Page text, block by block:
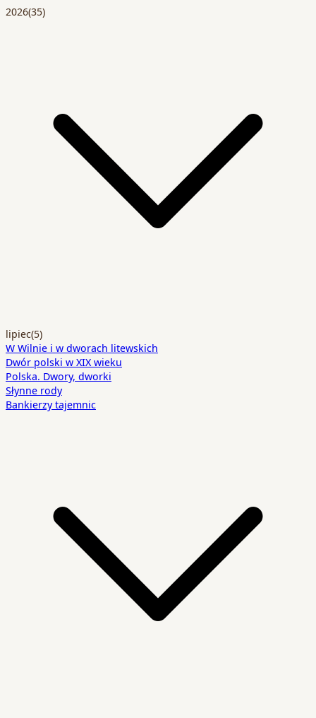
2026(35)
lipiec(5)
W Wilnie i w dworach litewskich
Dwór polski w XIX wieku
Polska. Dwory, dworki
Słynne rody
Bankierzy tajemnic